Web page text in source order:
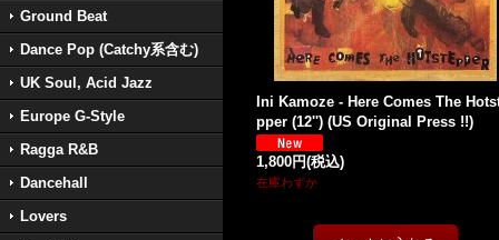
Ground Beat
Dance Pop (Catchy系含む)
UK Soul, Acid Jazz
Europe G-Style
Ragga R&B
Dancehall
Lovers
Ini Kamoze - Here Comes The
pper (12'') (US Original Press !!)
1,800円(税込)
在庫わずか